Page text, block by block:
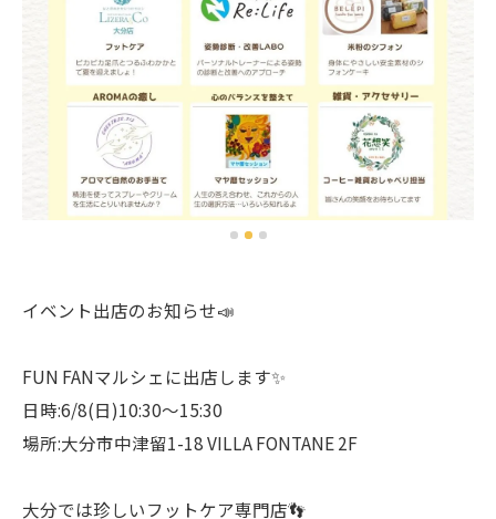
イベント出店のお知らせ📣
FUN FANマルシェに出店します✨
日時:6/8(日)10:30〜15:30
場所:大分市中津留1-18 VILLA FONTANE 2F
大分では珍しいフットケア専門店👣